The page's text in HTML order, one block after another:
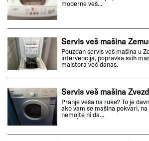
moderne veš...
Servis veš mašina
Pouzdan servis veš mašina u
intervencija, popravka svih
majstora već danas.
Servis veš mašina
Pranje veša na ruke? To je
ako vam se mašina pokvari,
nemojte ni da...